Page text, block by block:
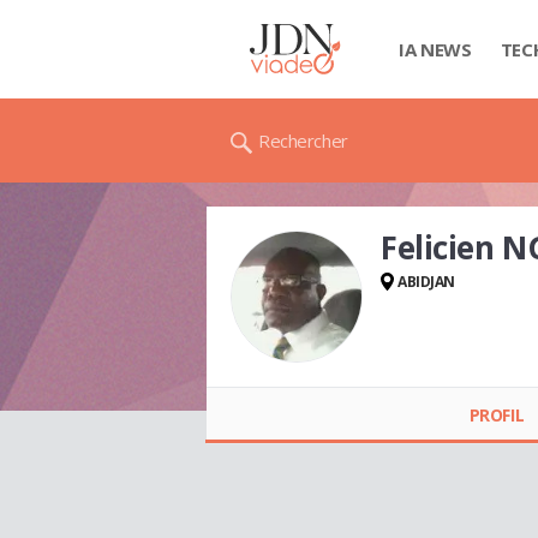
IA NEWS
Rechercher
Felicien
ABIDJAN
PROFIL